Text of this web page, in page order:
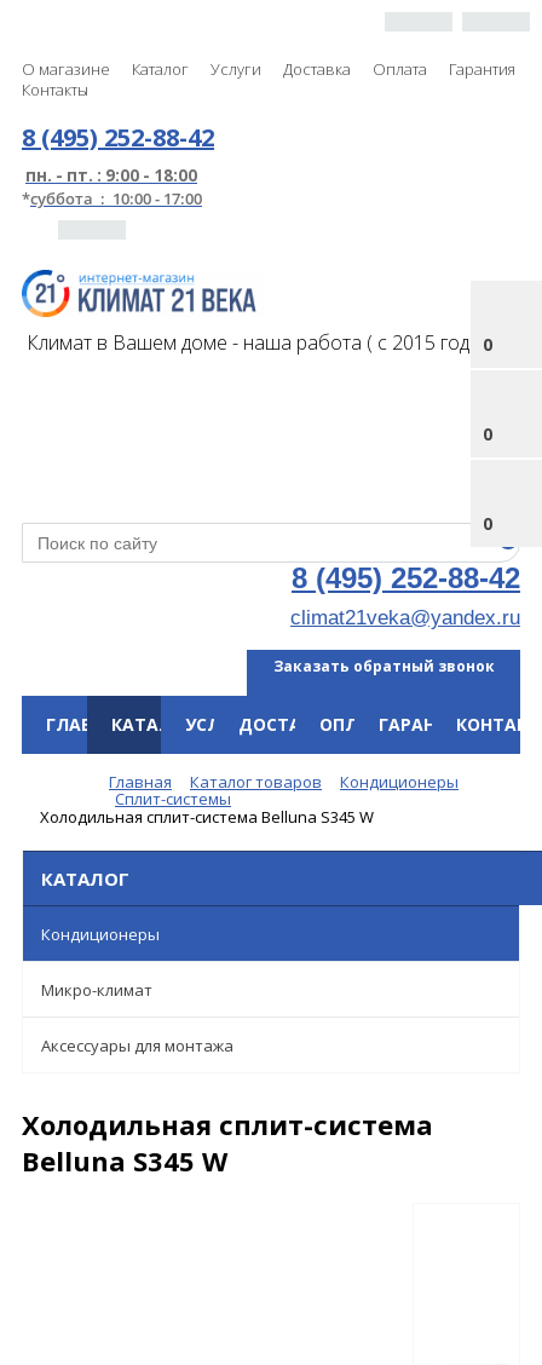
О магазине Каталог Услуги Доставка Оплата
Гарантия
Контакты
0
0
0
8 (495) 252-88-42
пн. - пт. : 9:00 - 18:00
*суббота : 10:00 - 17:00
Климат в Вашем доме - наша работа ( с 2015 года )
8 (495) 252-88-42
climat21veka@yandex.ru
Заказать обратный звонок
ГЛАВНАЯКАТАЛОГУСЛУГИДОСТАВКАОПЛАТАГАРАНТИЯ
Главная Каталог товаров Кондиционеры
Сплит-системы
Холодильная сплит-система Belluna S345 W
КАТАЛОГ
Кондиционеры
Микро-климат
Аксессуары для монтажа
Холодильная сплит-система
Belluna S345 W